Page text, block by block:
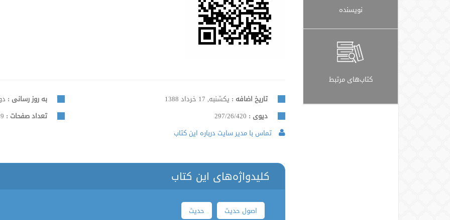
نویسنده
کتاب‌های مرتبط
تاریخ اضافه : یکشنبه, 17 خرداد 1388 به روز رسانی :
دیوی : 297/26/420 تعداد صفحات :
تماس با مدیر سایت درباره این کتاب
کلیدواژه‌های این کتاب
اصول حدیث حدیث